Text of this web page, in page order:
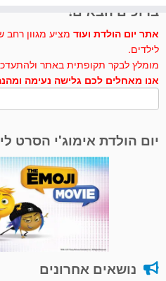
ברוכים הבאים!
אתר יום הולדת ועוד מציע מגוון רחב
לילדים.
מומלץ לבקר תקופתית באתר
אנו מאחלים לכם גלישה נעימה
יום הולדת אימוג'י הסרט
נושאים אחרונים